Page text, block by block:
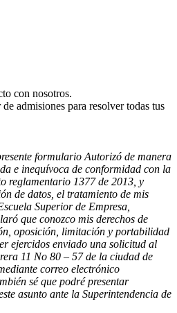
con nosotros.
admisiones para resolver todas tus
formulario Autorizó de manera
e inequívoca de conformidad con la
reglamentario 1377 de 2013, y
de datos, el tratamiento de mis
Superior de Empresa,
que conozco mis derechos de
oposición, limitación y portabilidad
ejercidos enviado una solicitud al
11 No 80 – 57 de la ciudad de
correo electrónico
sé que podré presentar
asunto ante la Superintendencia de